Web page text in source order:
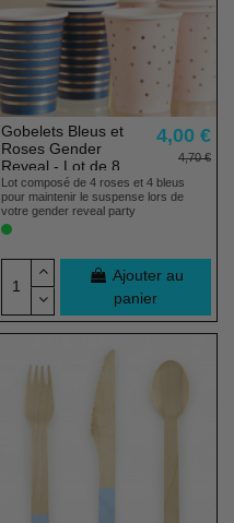
Gobelets Bleus et
Roses Gender
Reveal - Lot de 8
4,00 €
4,70 €
Lot composé de 4 roses et 4 bleus
pour maintenir le suspense lors de
votre gender reveal party
Ajouter au
panier